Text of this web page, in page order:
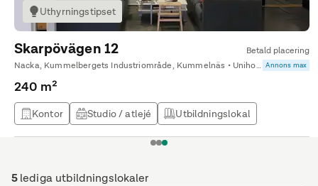
5lediga utbildningslokaler
Uthyrningstipset
Skarpövägen 12
Betald placering
Nacka, Kummelbergets Industriområde, Kummelnäs • Unihome AB Annons max
240 m²
Kontor Studio / atlejé
Utbildningslokal
Kontor & Lager
123